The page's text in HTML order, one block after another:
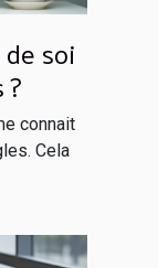
soi
connait
Cela